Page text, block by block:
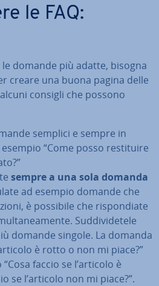
le FAQ:
domande più adatte, bisogna
creare una buona pagina delle
consigli che possono
semplici e sempre in
esempio “Come posso re­sti­tui­re
sempre a una sola domanda
ad esempio domande che
è possibile che ri­spon­dia­te
Sud­di­vi­de­te­le
domande singole. La domanda
è rotto o non mi piace?”
faccio se l’articolo è
se l’articolo non mi piace?”.